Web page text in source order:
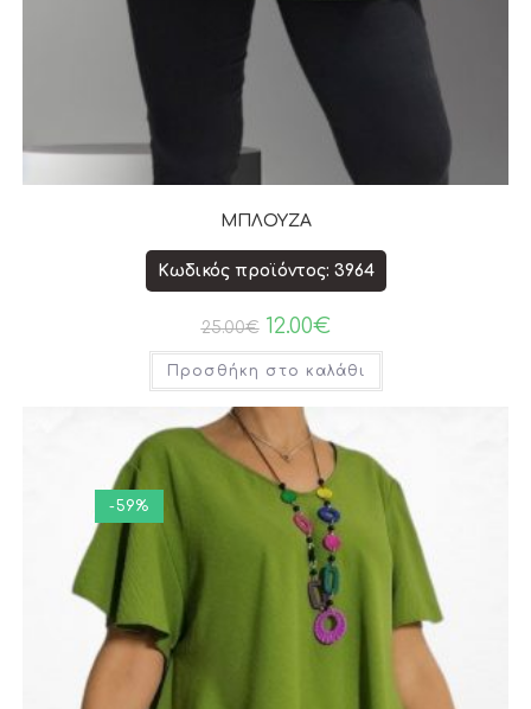
ΜΠΛΟΥΖΑ
Κωδικός προϊόντος: 3964
25.00€ 12.00€
Προσθήκη στο καλάθι
-59%